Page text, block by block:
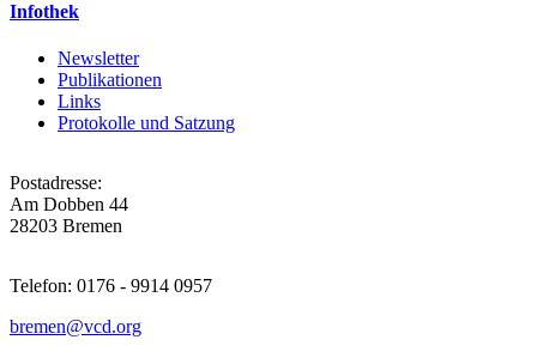
Infothek
Newsletter
Publikationen
Links
Protokolle und Satzung
Postadresse:
Am Dobben 44
28203 Bremen
Telefon: 0176 - 9914 0957
bremen@vcd.org